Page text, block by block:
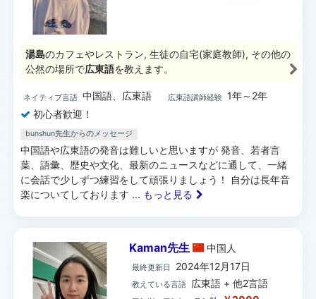
湯島のカフェやレストラン, 生徒の自宅(家庭教師), その他の
公然の場所で広東語を教えます。
ネイティブ言語 中国語、広東語 広東語講師経験 1年～2年
初心者歓迎！
bunshun先生からのメッセージ
中国語や広東語の発音は難しいと思いますが 発音、若者言
葉、語彙、歴史や文化、最新のニュースなどに通して、一緒
に会話で少しずつ練習をして頑張りましょう！ 自分は長年音
楽についてしております ... もっと見る
Kaman先生 中国 人
最終更新日 2024年12月17日
教えている言語 広東語 + 他2言語